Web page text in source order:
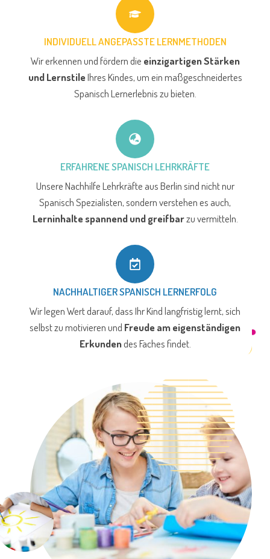
INDIVIDUELL ANGEPASSTE LERNMETHODEN
Wir erkennen und fördern die einzigartigen Stärken
und LernstileIhres Kindes, um ein maßgeschneidertes
Spanisch Lernerlebnis zu bieten.
ERFAHRENE SPANISCH LEHRKRÄFTE
Unsere Nachhilfe Lehrkräfte aus Berlin sind nicht nur
Spanisch Spezialisten, sondern verstehen es auch,
Lerninhalte spannend und greifbarzu vermitteln.
NACHHALTIGER SPANISCH LERNERFOLG
Wir legen Wert darauf, dass Ihr Kind langfristig lernt, sich
selbst zu motivieren und Freude am eigenständigen
Erkundendes Faches findet.